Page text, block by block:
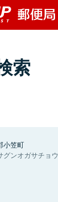
索
小笠町
グンオガサチョウ